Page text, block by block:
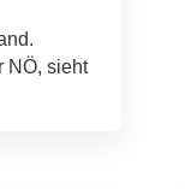
NÖ, sieht